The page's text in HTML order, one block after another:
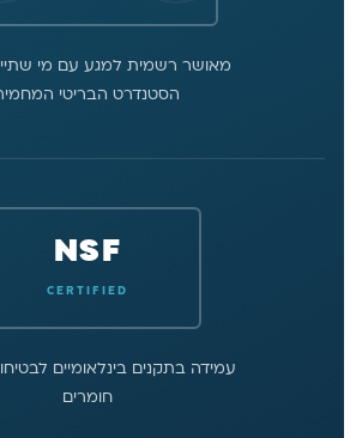
מאושר רשמית למגע עם מי
הסטנדרט הבריטי
NSF
CERTIFIED
עמידה בתקנים בינלאומיים
חומרים